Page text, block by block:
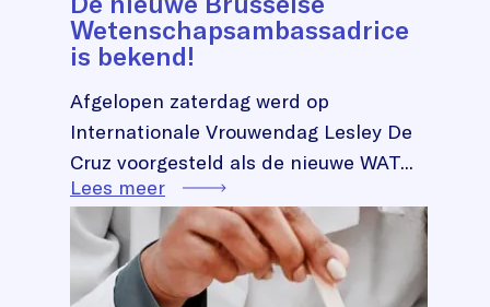
Wetenschapsambassadrice
is bekend!
Afgelopen zaterdag werd op
Internationale Vrouwendag Lesley De
Cruz voorgesteld als de nieuwe WAT...
Lees meer